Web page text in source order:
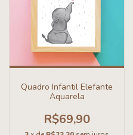
Quadro Infantil Elefante
Aquarela
R$69,90